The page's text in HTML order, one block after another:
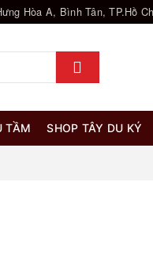
Hòa A, Bình Tân, TP.Hồ
TẦM SHOP TÂY DU KÝ